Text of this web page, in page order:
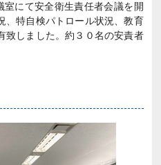
にて安全衛生責任者会議を開
、特自検パトロール状況、教育
致しました。約３０名の安責者